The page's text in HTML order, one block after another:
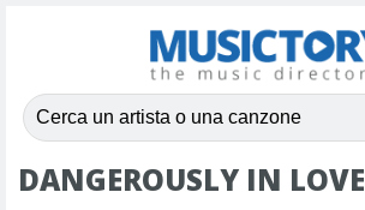
DANGEROUSLY IN LOVE